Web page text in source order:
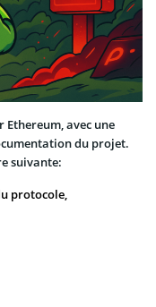
Ethereum, avec une
du projet.
suivante:
protocole,